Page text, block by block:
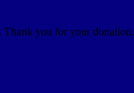
Thank you for your donation.